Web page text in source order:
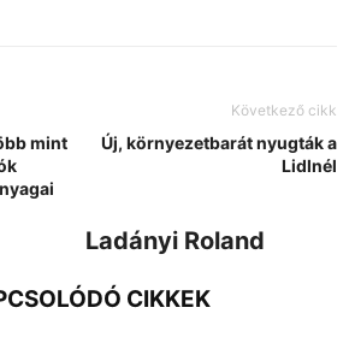
mint
Következő cikk
Új, környezetbarát nyugták a
Lidlnél
Ladányi Roland
CIKKEK